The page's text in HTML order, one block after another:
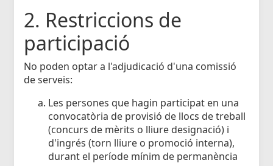
2. Restriccions de
participació
No poden optar a l'adjudicació d'una comissió
de serveis:
Les persones que hagin participat en una
convocatòria de provisió de llocs de treball
(concurs de mèrits o lliure designació) i
d'ingrés (torn lliure o promoció interna),
durant el període mínim de permanència